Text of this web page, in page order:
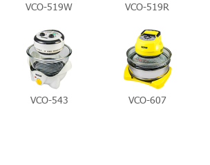
VCO-519W VCO-519R
VCO-543 VCO-607